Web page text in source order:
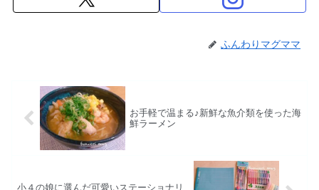
ふんわりマグママ
お手軽で温まる♪新鮮な魚介類を使った海
鮮ラーメン
小４の娘に選んだ可愛いステーショナリ